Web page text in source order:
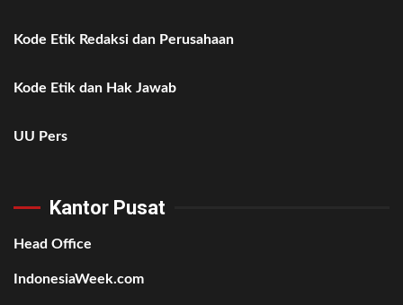
Kode Etik Redaksi dan Perusahaan
Kode Etik dan Hak Jawab
UU Pers
Kantor Pusat
Head Office
IndonesiaWeek.com